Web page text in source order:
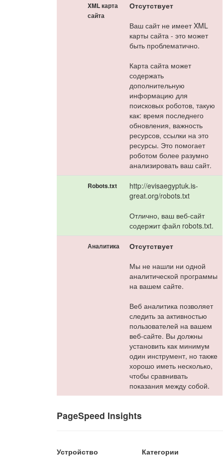
XML карта
сайта
Отсутствует
Ваш сайт не имеет XML
карты сайта - это может
быть проблематично.
Карта сайта может
содержать
дополнительную
информацию для
поисковых роботов, такую
как: время последнего
обновления, важность
ресурсов, ссылки на это
ресурсы. Это помогает
роботом более разумно
анализировать ваш сайт.
Robots.txt
http://evisaegyptuk.is-
great.org/robots.txt
Отлично, ваш веб-сайт
содержит файл robots.txt.
Аналитика
Отсутствует
Мы не нашли ни одной
аналитической программы
на вашем сайте.
Веб аналитика позволяет
следить за активностью
пользователей на вашем
веб-сайте. Вы должны
установить как минимум
один инструмент, но также
хорошо иметь несколько,
чтобы сравнивать
показания между собой.
PageSpeed Insights
Устройство
Категории